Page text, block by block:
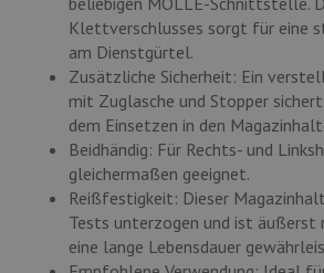
Klettverschlusses sorgt für eine
am Dienstgürtel.
Zusätzliche Sicherheit: Ein
mit Zuglasche und Stopper
dem Einsetzen in den
Beidhändig: Für Rechts- und
gleichermaßen geeignet.
Reißfestigkeit: Dieser
Tests unterzogen und ist äußerst
eine lange Lebensdauer